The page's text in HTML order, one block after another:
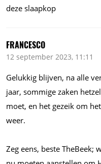
deze slaapkop
FRANCESCO
12 september 2023, 11:11
Gelukkig blijven, na alle
jaar, sommige zaken
moet, en het gezeik om
weer.
Zeg eens, beste TheBeek;